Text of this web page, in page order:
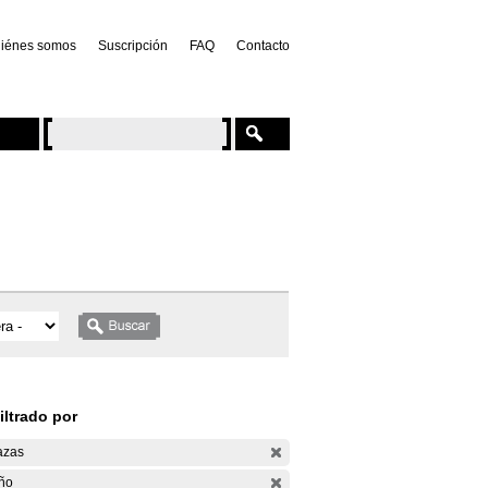
somos Suscripción FAQ Contacto
por